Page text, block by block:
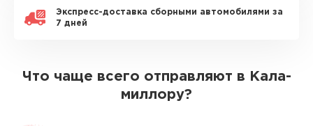
Экспресс-доставка сборными автомобилями за
7 дней
Что чаще всего отправляют в Кала-
миллору?